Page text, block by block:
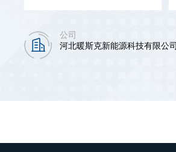
公司
河北暖斯克新能源科技有限公司